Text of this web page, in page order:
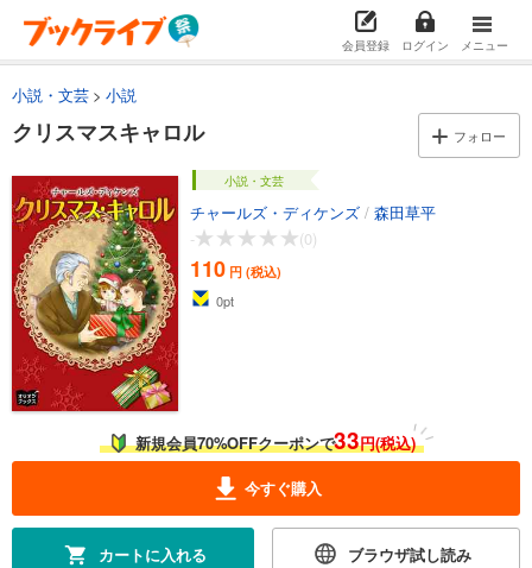
会員登録 ログイン メニュー
小説・文芸 小説
クリスマスキャロル フォロー
小説・文芸
チャールズ・ディケンズ / 森田草平
-
(0)
110 円 (税込)
0pt
新規会員70%OFFクーポンで33円(税込)
今すぐ購入
カートに入れる ブラウザ試し読み